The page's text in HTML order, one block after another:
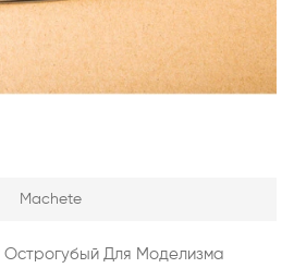
Machete
Острогубый Для Моделизма